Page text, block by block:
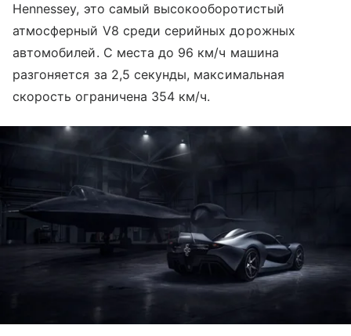
Hennessey, это самый высокооборотистый
атмосферный V8 среди серийных дорожных
автомобилей. С места до 96 км/ч машина
разгоняется за 2,5 секунды, максимальная
скорость ограничена 354 км/ч.